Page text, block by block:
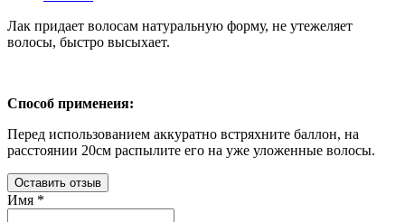
Лак придает волосам натуральную форму, не утежеляет
волосы, быстро высыхает.
Способ применеия:
Перед использованием аккуратно встряхните баллон, на
расстоянии 20см распылите его на уже уложенные волосы.
Оставить отзыв
Имя *